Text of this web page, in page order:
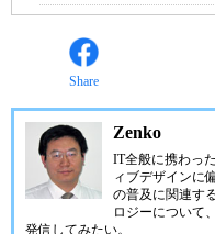
Share
Zenko
IT全般に携わっ
ィブデザインに
の普及に関連す
ロジーについて
発信してみたい。